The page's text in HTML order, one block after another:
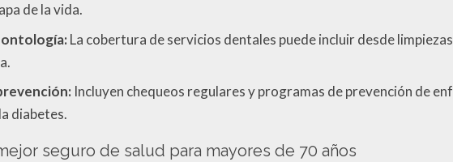
de la vida.
La cobertura de servicios dentales puede incluir desde
Incluyen chequeos regulares y programas de prevención de
diabetes.
seguro de salud para mayores de 70 años